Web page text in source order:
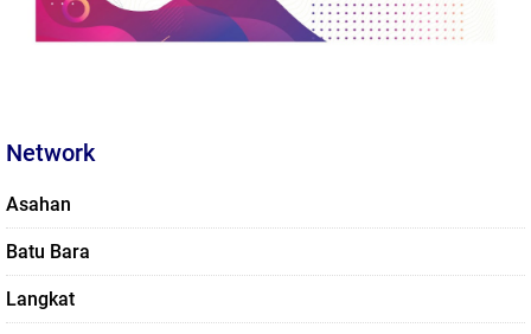
Network
Asahan
Batu Bara
Langkat